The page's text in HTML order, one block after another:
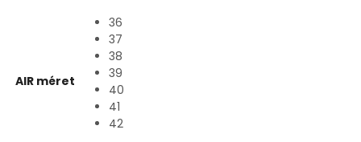
AIR méret
36
37
38
39
40
41
42